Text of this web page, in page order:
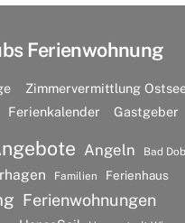
Ferienwohnung
Zimmervermittlung
Ferienkalender Gastgeber
Angeln Bad
Familien Ferienhaus
Ferienwohnungen